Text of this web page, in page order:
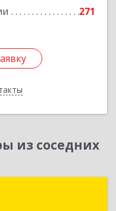
271
из соседних